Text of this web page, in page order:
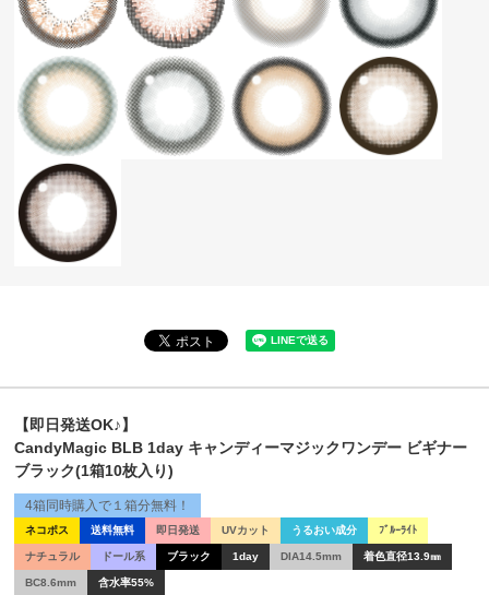
【即日発送OK♪】
CandyMagic BLB 1day キャンディーマジックワンデー ビギナー
ブラック(1箱10枚入り)
ネコポス 送料無料 即日発送 UVカット うるおい成分 ﾌﾞﾙｰﾗｲﾄ
ナチュラル ドール系 ブラック 1day DIA14.5mm 着色直径13.9㎜
BC8.6mm 含水率55%
4箱同時購入で１箱分無料！